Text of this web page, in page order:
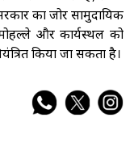
का जोर सामुदायिक
और कार्यस्थल को
किया जा सकता है।